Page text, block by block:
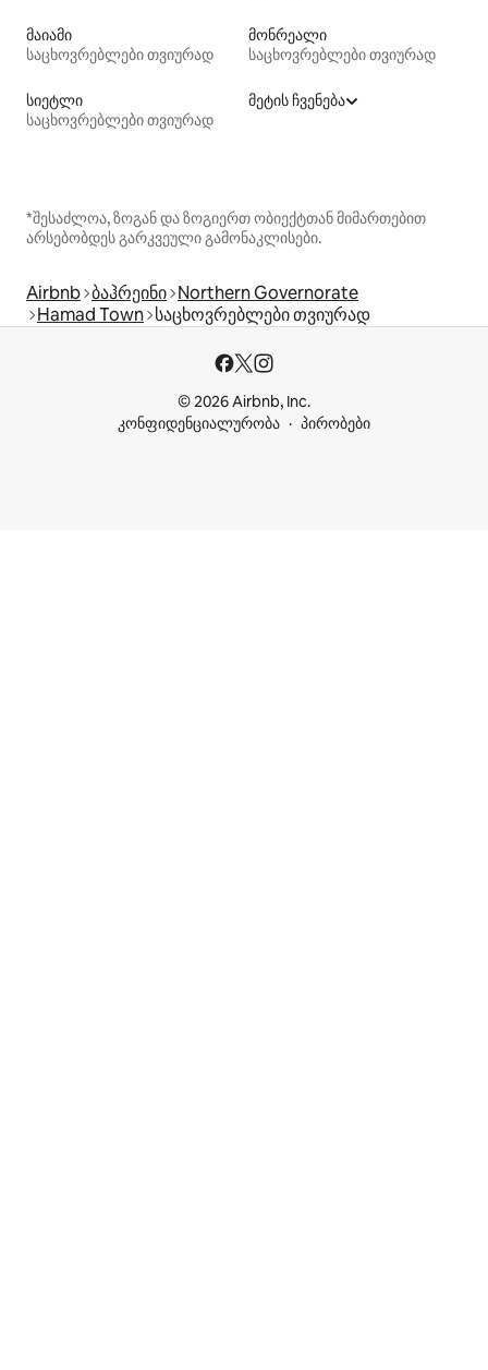
მაიამი
საცხოვრებლები თვიურად
მონრეალი
საცხოვრებლები თვიურად
სიეტლი
საცხოვრებლები თვიურად
მეტის ჩვენება
*შესაძლოა, ზოგან და ზოგიერთ ობიექტთან მიმართებით
არსებობდეს გარკვეული გამონაკლისები.
Airbnb ბაჰრეინი Northern Governorate
Hamad Town საცხოვრებლები თვიურად
© 2026 Airbnb, Inc.
კონფიდენციალურობა
პირობები